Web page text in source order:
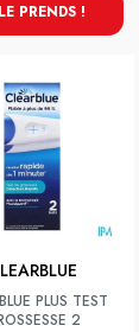
PRENDS !
PLUS TEST
2